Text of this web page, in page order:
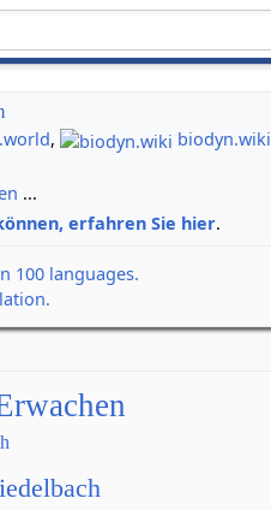
,
biodyn.wiki
...
erfahren Sie hier.
100 languages.
h